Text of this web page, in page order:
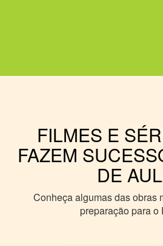
FILMES E
FAZEM
DE
Conheça algumas das obras
preparação para o